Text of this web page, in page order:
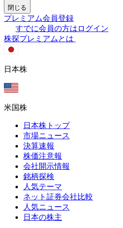
閉じる
プレミアム会員登録
すでに会員の方はログイン
株探プレミアムとは
日本株
米国株
日本株トップ
市場ニュース
決算速報
株価注意報
会社開示情報
銘柄探検
人気テーマ
ネット証券会社比較
人気ニュース
日本の株主